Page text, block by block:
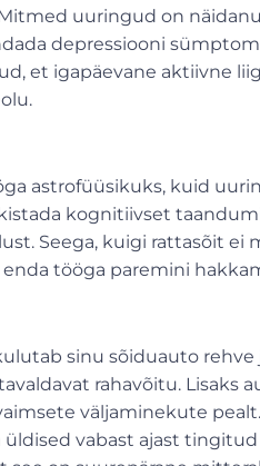
uuringud on
depressiooni
et igapäevane aktiivne
astrofüüsikuks, kuid
kognitiivset
Seega, kuigi rattasõit ei
tööga paremini
sinu sõiduauto
rahavõitu. Lisaks
väljaminekute
üldised vabast ajast